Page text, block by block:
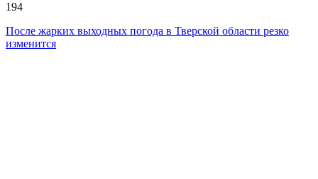
194
После жарких выходных погода в Тверской области резко
изменится